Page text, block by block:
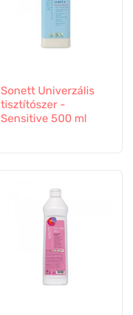
Sonett Univerzális
tisztítószer -
Sensitive 500 ml